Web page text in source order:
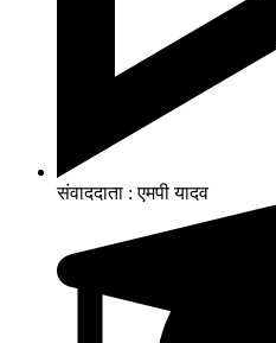
संवाददाता : एमपी यादव